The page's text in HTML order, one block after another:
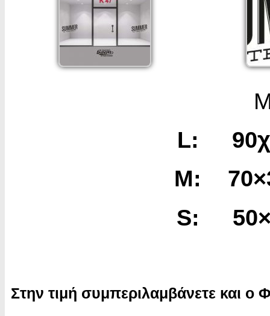
L:
M:
S:
Στην τιμή συμπεριλαμβάνετε και ο